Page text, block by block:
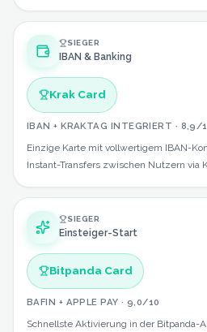
SIEGER
IBAN & Banking
Krak Card
IBAN + KRAKTAG INTEGRIERT · 8,9/
Einzige Karte mit vollwertigem IBAN-
Instant-Transfers zwischen Nutzern via
SIEGER
Einsteiger-Start
Bitpanda Card
BAFIN + APPLE PAY · 9,0/10
Schnellste Aktivierung in der Bitpanda-